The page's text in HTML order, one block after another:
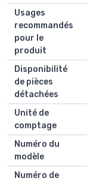
Usages
recommandés
pour le
produit
Disponibilité
de pièces
détachées
Unité de
comptage
Numéro du
modèle
Numéro de